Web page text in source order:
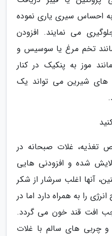
به احساس سیری یاری نموده
می نمایند. افزودن
تخم مرغ یا سوسیس و
موز به پنکیک در کنار
شیرین می تواند یک
تغذیه، غلات صبحانه در
شده و افزودنی هایی
آنها اغلب سرشار از شکر
را به همراه دارد اما در
افت قند خون می گردد.
و چربی های سالم با غلات